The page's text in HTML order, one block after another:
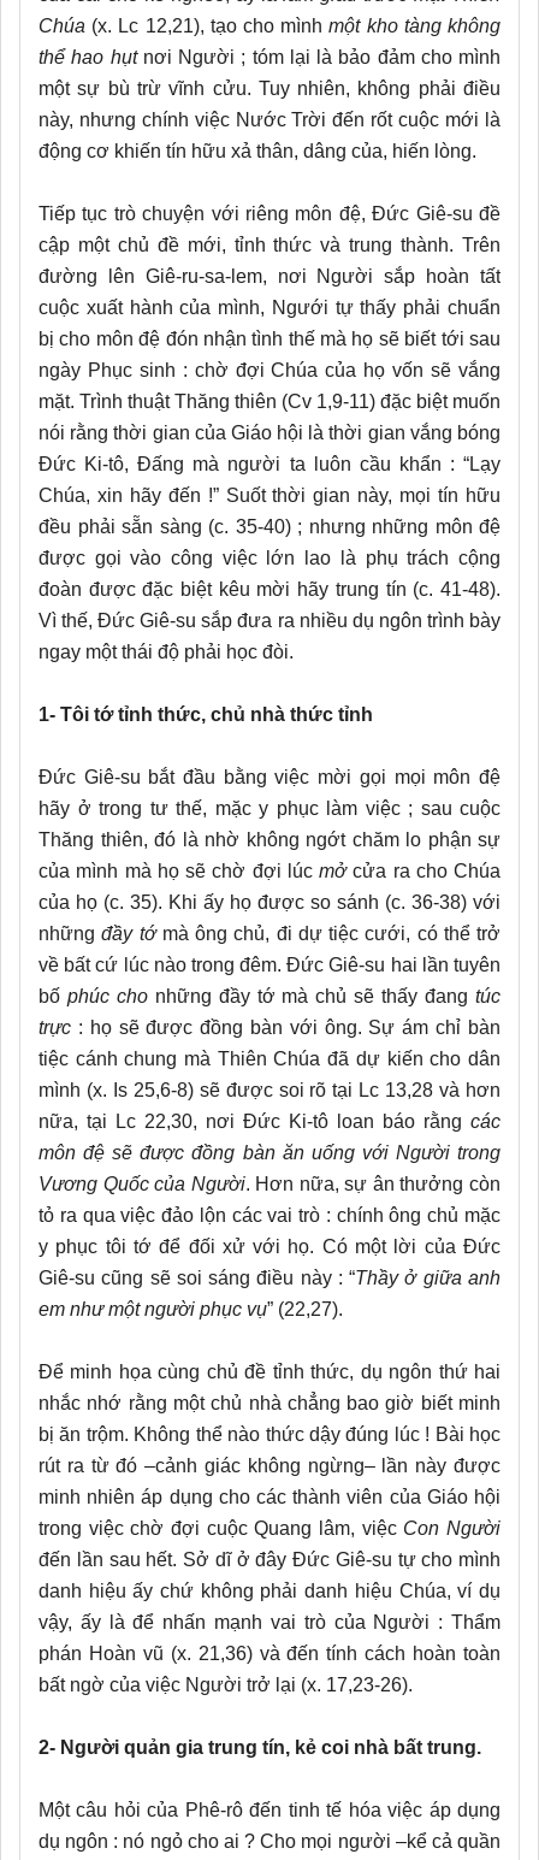
Chúa (x. Lc 12,21), tạo cho mìnhmột kho tàng không
thể hao hụtnơi Người ; tóm lại là bảo đảm cho mình
một sự bù trừ vĩnh cửu. Tuy nhiên, không phải điều
này, nhưng chính việc Nước Trời đến rốt cuộc mới là
động cơ khiến tín hữu xả thân, dâng của, hiến lòng.
Tiếp tục trò chuyện với riêng môn đệ, Đức Giê-su đề
cập một chủ đề mới, tỉnh thức và trung thành. Trên
đường lên Giê-ru-sa-lem, nơi Người sắp hoàn tất
cuộc xuất hành của mình, Ngưới tự thấy phải chuẩn
bị cho môn đệ đón nhận tình thế mà họ sẽ biết tới sau
ngày Phục sinh : chờ đợi Chúa của họ vốn sẽ vắng
mặt. Trình thuật Thăng thiên (Cv 1,9-11) đặc biệt muốn
nói rằng thời gian của Giáo hội là thời gian vắng bóng
Đức Ki-tô, Đấng mà người ta luôn cầu khẩn : “Lạy
Chúa, xin hãy đến !” Suốt thời gian này, mọi tín hữu
đều phải sẵn sàng (c. 35-40) ; nhưng những môn đệ
được gọi vào công việc lớn lao là phụ trách cộng
đoàn được đặc biệt kêu mời hãy trung tín (c. 41-48).
Vì thế, Đức Giê-su sắp đưa ra nhiều dụ ngôn trình bày
ngay một thái độ phải học đòi.
1- Tôi tớ tỉnh thức, chủ nhà thức tỉnh
Đức Giê-su bắt đầu bằng việc mời gọi mọi môn đệ
hãy ở trong tư thế, mặc y phục làm việc ; sau cuộc
Thăng thiên, đó là nhờ không ngớt chăm lo phận sự
của mình mà họ sẽ chờ đợi lúc mởcửa ra cho Chúa
của họ (c. 35). Khi ấy họ được so sánh (c. 36-38) với
nhữngđầy tớmà ông chủ, đi dự tiệc cưới, có thể trở
về bất cứ lúc nào trong đêm. Đức Giê-su hai lần tuyên
bố phúc chonhững đầy tớ mà chủ sẽ thấy đangtúc
trực : họ sẽ được đồng bàn với ông. Sự ám chỉ bàn
tiệc cánh chung mà Thiên Chúa đã dự kiến cho dân
mình (x. Is 25,6-8) sẽ được soi rõ tại Lc 13,28 và hơn
nữa, tại Lc 22,30, nơi Đức Ki-tô loan báo rằng các
môn đệ sẽ được đồng bàn ăn uống với Người trong
Vương Quốc của Người. Hơn nữa, sự ân thưởng còn
tỏ ra qua việc đảo lộn các vai trò : chính ông chủ mặc
y phục tôi tớ để đối xử với họ. Có một lời của Đức
Giê-su cũng sẽ soi sáng điều này : “Thầy ở giữa anh
em như một người phục vụ” (22,27).
Để minh họa cùng chủ đề tỉnh thức, dụ ngôn thứ hai
nhắc nhớ rằng một chủ nhà chẳng bao giờ biết minh
bị ăn trộm. Không thể nào thức dậy đúng lúc ! Bài học
rút ra từ đó –cảnh giác không ngừng– lần này được
minh nhiên áp dụng cho các thành viên của Giáo hội
trong việc chờ đợi cuộc Quang lâm, việc Con Người
đến lần sau hết. Sở dĩ ở đây Đức Giê-su tự cho mình
danh hiệu ấy chứ không phải danh hiệu Chúa, ví dụ
vậy, ấy là để nhấn mạnh vai trò của Người : Thẩm
phán Hoàn vũ (x. 21,36) và đến tính cách hoàn toàn
bất ngờ của việc Người trở lại (x. 17,23-26).
2- Người quản gia trung tín, kẻ coi nhà bất trung.
Một câu hỏi của Phê-rô đến tinh tế hóa việc áp dụng
dụ ngôn : nó ngỏ cho ai ? Cho mọi người –kể cả quần